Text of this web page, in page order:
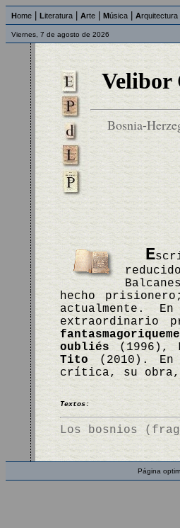
Home Literatura Arte Música Arquitectura
Viernes, 7 de agosto de 2026
Velibor
Bosnia-
E
hecho
actualmente.
extraordinario
oubliés (1996),
Tito (2010). En
crítica, su
Textos:
Los bosnios
Página